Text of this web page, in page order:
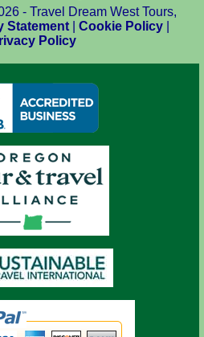
- Travel Dream West Tours,
Statement |Cookie Policy
Policy